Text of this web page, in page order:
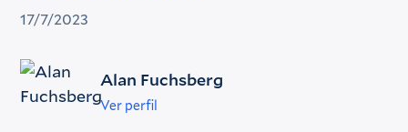
17/7/2023
Alan Fuchsberg
Ver perfil